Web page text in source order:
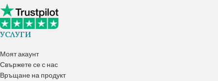
УСЛУГИ
Моят акаунт
Свържете се с нас
Връщане на продукт